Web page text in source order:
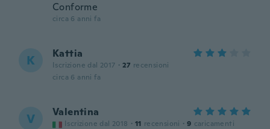
Conforme
circa 6 anni fa
K Kattia
Iscrizione dal 2017 · 27 recensioni
circa 6 anni fa
V Valentina
Iscrizione dal 2018 · 11 recensioni · 9 caricamenti